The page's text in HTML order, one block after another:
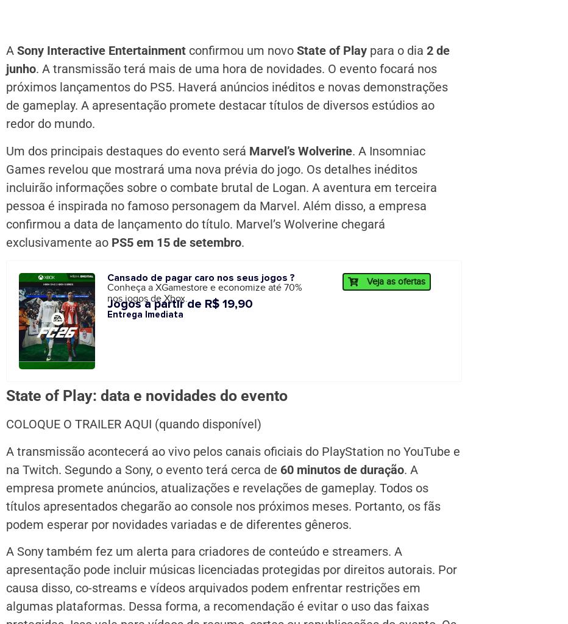
A Sony Interactive Entertainment confirmou um novo State of Play para o dia 2 de
junho. A transmissão terá mais de uma hora de novidades. O evento focará nos
próximos lançamentos do PS5. Haverá anúncios inéditos e novas demonstrações
de gameplay. A apresentação promete destacar títulos de diversos estúdios ao
redor do mundo.
Um dos principais destaques do evento será Marvel’s Wolverine. A Insomniac
Games revelou que mostrará uma nova prévia do jogo. Os detalhes inéditos
incluirão informações sobre o combate brutal de Logan. A aventura em terceira
pessoa é inspirada no famoso personagem da Marvel. Além disso, a empresa
confirmou a data de lançamento do título. Marvel’s Wolverine chegará
exclusivamente ao PS5 em 15 de setembro.
Cansado de pagar caro nos seus jogos ?
Conheça a XGamestore e economize até 70%
nos jogos de Xbox.
Jogos a partir de R$ 19,90
Entrega Imediata
Veja as ofertas
State of Play: data e novidades do evento
COLOQUE O TRAILER AQUI (quando disponível)
A transmissão acontecerá ao vivo pelos canais oficiais do PlayStation no YouTube e
na Twitch. Segundo a Sony, o evento terá cerca de 60 minutos de duração. A
empresa promete anúncios, atualizações e revelações de gameplay. Todos os
títulos apresentados chegarão ao console nos próximos meses. Portanto, os fãs
podem esperar por novidades variadas e de diferentes gêneros.
A Sony também fez um alerta para criadores de conteúdo e streamers. A
apresentação pode incluir músicas licenciadas protegidas por direitos autorais. Por
causa disso, co-streams e vídeos arquivados podem enfrentar restrições em
algumas plataformas. Dessa forma, a recomendação é evitar o uso das faixas